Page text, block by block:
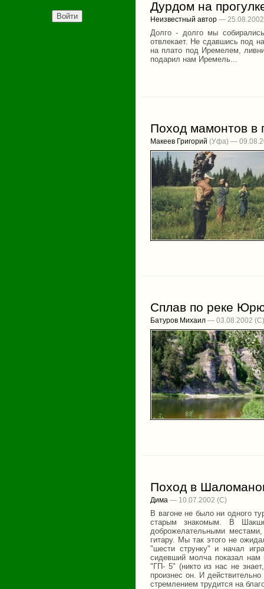
Дурдом на
Неизвестный автор — 25.08.2002
Долго - долго мы
отвлекает. Не сдавшись под
на плато под Иремелем,
подарил нам Иремель...
Поход мамонтов в
Макеев Григорий (Уфа) —
Сплав по реке
Батуров Михаил — 03.08.2002
Поход в
Дима — 10.07.2002
В вагоне не было ни одного
старым знакомым. В
доброжелательными
гитару. Мы так этого не
"шести струнку" и начал
сидевший молча показал нам
"ГП- 5" (никто из нас не
произнес он. И
стремлением трудится на